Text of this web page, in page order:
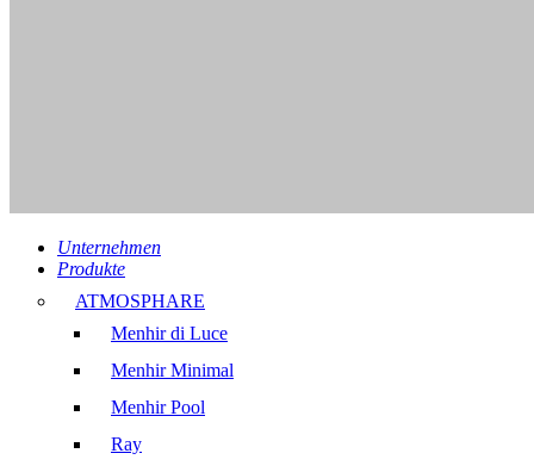
Unternehmen
Produkte
ATMOSPHARE
Menhir di Luce
Menhir Minimal
Menhir Pool
Ray